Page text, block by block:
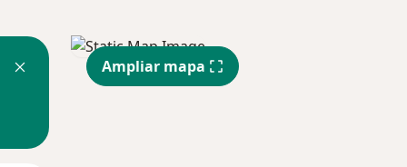
Ampliar mapa